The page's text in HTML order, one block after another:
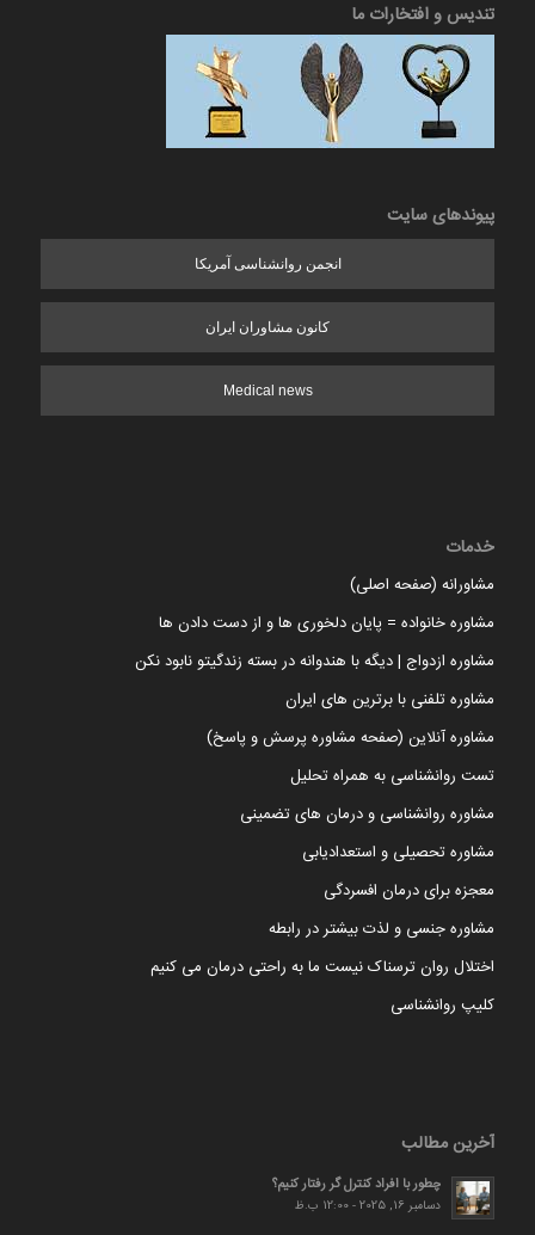
تندیس و افتخارات ما
پیوندهای سایت
انجمن روانشناسی آمریکا
کانون مشاوران ایران
Medical news
خدمات
مشاورانه (صفحه اصلی)
مشاوره خانواده = پایان دلخوری ها و از دست دادن ها
مشاوره ازدواج | دیگه با هندوانه در بسته زندگیتو نابود نکن
مشاوره تلفنی با برترین های ایران
مشاوره آنلاین (صفحه مشاوره پرسش و پاسخ)
تست روانشناسی به همراه تحلیل
مشاوره روانشناسی و درمان های تضمینی
مشاوره تحصیلی و استعدادیابی
معجزه برای درمان افسردگی
مشاوره جنسی و لذت بیشتر در رابطه
اختلال روان ترسناک نیست ما به راحتی درمان می کنیم
کلیپ روانشناسی
آخرین مطالب
چطور با افراد کنترل گر رفتار کنیم؟
دسامبر 16, 2025 - 12:00 ب.ظ